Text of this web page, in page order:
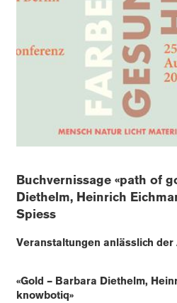
Buchvernissage «path of
Diethelm, Heinrich
Spiess
Veranstaltungen anlässlich der
«Gold – Barbara Diethelm,
knowbotiq»